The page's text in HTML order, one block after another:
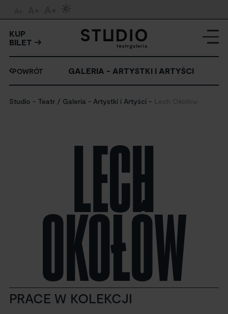
KUP
BILET
POWRÓT GALERIA - ARTYSTKI I ARTYŚCI
Studio Teatr / Galeria - Artystki i Artyści
LECH
OKOŁÓW
PRACE W KOLEKCJI